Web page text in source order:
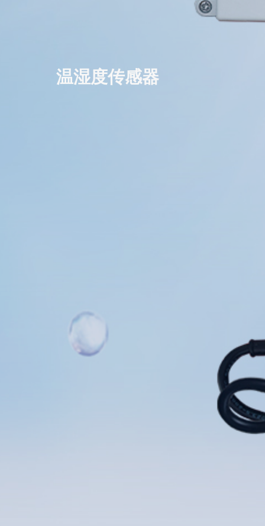
温湿度传感器